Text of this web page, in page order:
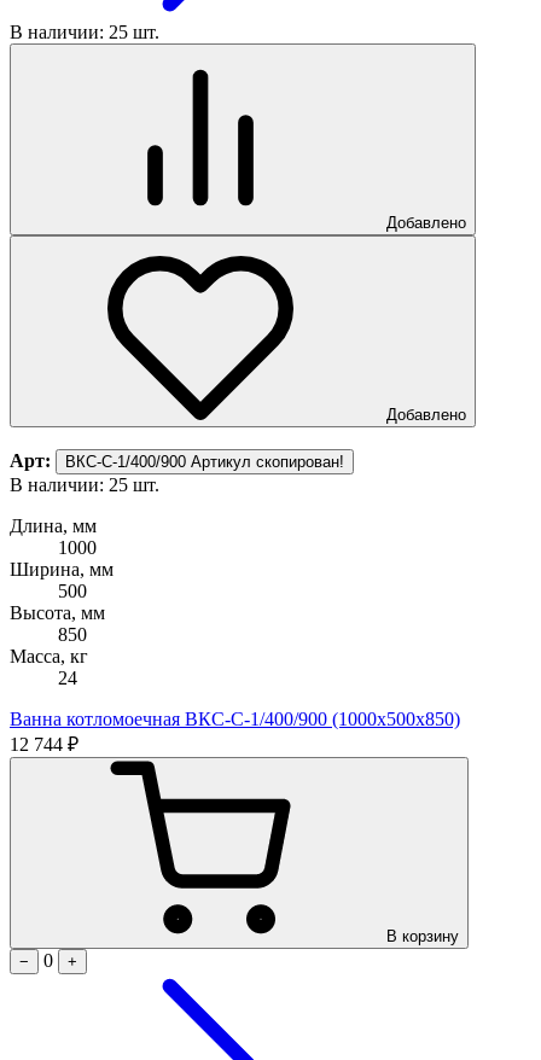
В наличии: 25 шт.
Добавлено
Добавлено
Арт: ВКС-С-1/400/900 Артикул скопирован!
В наличии: 25 шт.
Длина, мм
1000
Ширина, мм
500
Высота, мм
850
Масса, кг
24
Ванна котломоечная ВКС-С-1/400/900 (1000х500х850)
12 744 ₽
В корзину
−
0 +